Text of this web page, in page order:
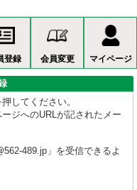
登録 会員変更 マイページ
してください。
ジへのURLが記されたメー
489.jp」を受信できるよ